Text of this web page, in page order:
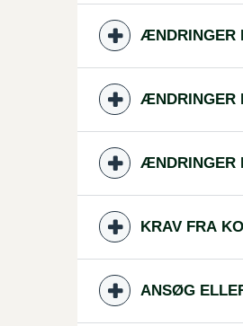
ÆNDRINGER
ÆNDRINGER
ÆNDRINGER
KRAV FRA
ANSØG